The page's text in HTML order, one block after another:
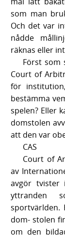
som man
Och det var
nådde
räknas eller
Först som
Court of
för
bestämma
spelen? Eller
domstolen
att den var
CAS
Court of
av
avgör tvister
yttranden
sportvärlden.
dom- stolen
om den